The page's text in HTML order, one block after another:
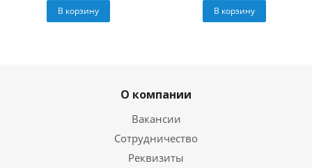
В корзину В корзину
О компании
Вакансии
Сотрудничество
Реквизиты